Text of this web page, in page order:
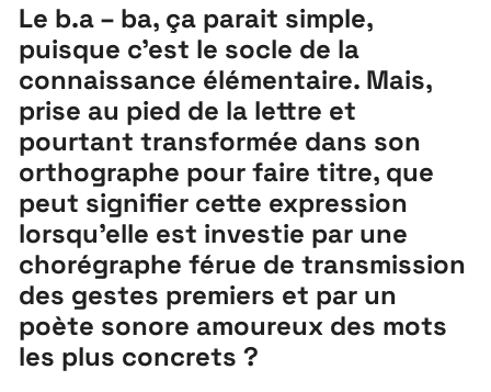
Le b.a – ba, ça parait simple,
puisque c’est le socle de la
connaissance élémentaire. Mais,
prise au pied de la lettre et
pourtant transformée dans son
orthographe pour faire titre, que
peut signifier cette expression
lorsqu’elle est investie par une
chorégraphe férue de transmission
des gestes premiers et par un
poète sonore amoureux des mots
les plus concrets ?